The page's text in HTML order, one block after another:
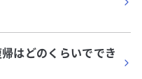
はどのくらいででき